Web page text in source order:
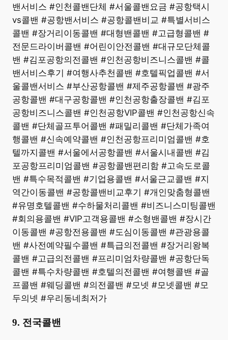
밴서비스 #인천콜밴단체 #서울콜밴요금 #공항택시
vs콜밴 #공항밴서비스 #공항콜밴비교 #특별서비스
콜밴 #장거리이동콜밴 #대형밴콜밴 #고급형콜밴 #
전문드라이버콜밴 #어린이안전콜밴 #대규모단체콜
밴 #김포공항의전콜밴 #인천공항비즈니스콜밴 #콜
밴서비스후기 #여행사추천콜밴 #호텔픽업콜밴 #서
울콜밴서비스 #부산공항콜밴 #제주공항콜밴 #광주
공항콜밴 #대구공항콜밴 #인천공항출장콜밴 #김포
공항비즈니스콜밴 #인천공항VIP콜밴 #인천공항신속
콜밴 #단체골프투어콜밴 #패밀리콜밴 #단체가족여
행콜밴 #신속예약콜밴 #인천공항프리미엄콜밴 #호
텔까지콜밴 #서울에서공항콜밴 #서울시내콜밴 #김
포공항프리미엄콜밴 #공항콜밴편리함 #고속도로콜
밴 #특수목적콜밴 #기업용콜밴 #서울근교콜밴 #지
역간이동콜밴 #공항콜밴비교후기 #개인맞춤형콜밴
#유명호텔콜밴 #수하물처리콜밴 #비즈니스미팅콜밴
#회의용콜밴 #VIP고객용콜밴 #소형밴콜밴 #장시간
이동콜밴 #공항전용콜밴 #도심이동콜밴 #관광용콜
밴 #사전예약필수콜밴 #특급의전콜밴 #장거리왕복
콜밴 #고급의전콜밴 #프리미엄차량콜밴 #공항단독
콜밴 #특수차량콜밴 #호텔의전콜밴 #여행콜밴 #골
프콜밴 #웨딩콜밴 #의전콜밴 #모넷 #모넷콜밴 #모
두의넷 #우리동네최저가
9. 전국콜밴